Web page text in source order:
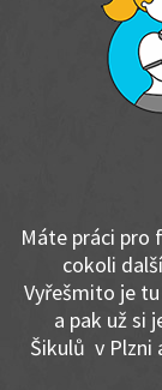
Máte práci pro
cokoli
Vyřešmito je
a pak už si
Šikulů v Plzni